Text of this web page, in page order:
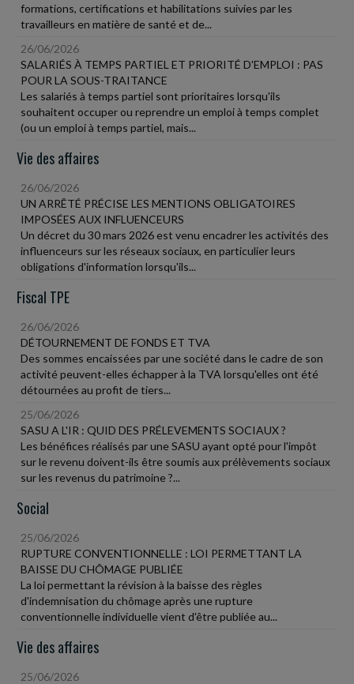
formations, certifications et habilitations suivies par les
travailleurs en matière de santé et de...
26/06/2026
SALARIÉS À TEMPS PARTIEL ET PRIORITÉ D'EMPLOI : PAS
POUR LA SOUS-TRAITANCE
Les salariés à temps partiel sont prioritaires lorsqu'ils
souhaitent occuper ou reprendre un emploi à temps complet
(ou un emploi à temps partiel, mais...
Vie des affaires
26/06/2026
UN ARRÊTÉ PRÉCISE LES MENTIONS OBLIGATOIRES
IMPOSÉES AUX INFLUENCEURS
Un décret du 30 mars 2026 est venu encadrer les activités des
influenceurs sur les réseaux sociaux, en particulier leurs
obligations d'information lorsqu'ils...
Fiscal TPE
26/06/2026
DÉTOURNEMENT DE FONDS ET TVA
Des sommes encaissées par une société dans le cadre de son
activité peuvent-elles échapper à la TVA lorsqu'elles ont été
détournées au profit de tiers...
25/06/2026
SASU A L'IR : QUID DES PRÉLEVEMENTS SOCIAUX ?
Les bénéfices réalisés par une SASU ayant opté pour l'impôt
sur le revenu doivent-ils être soumis aux prélèvements sociaux
sur les revenus du patrimoine ?...
Social
25/06/2026
RUPTURE CONVENTIONNELLE : LOI PERMETTANT LA
BAISSE DU CHÔMAGE PUBLIÉE
La loi permettant la révision à la baisse des règles
d'indemnisation du chômage après une rupture
conventionnelle individuelle vient d'être publiée au...
Vie des affaires
25/06/2026